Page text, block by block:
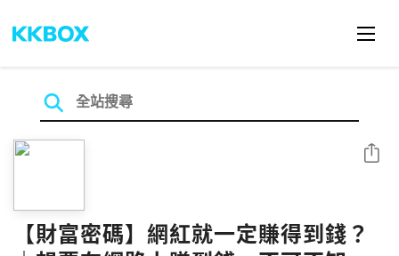
【財富密碼】網紅就一定賺得到錢？
分享